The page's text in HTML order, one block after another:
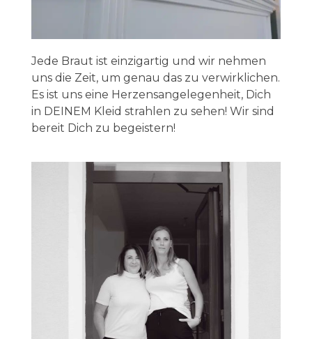
Jede Braut ist einzigartig und wir nehmen
uns die Zeit, um genau das zu verwirklichen.
Es ist uns eine Herzensangelegenheit, Dich
in DEINEM Kleid strahlen zu sehen! Wir sind
bereit Dich zu begeistern!